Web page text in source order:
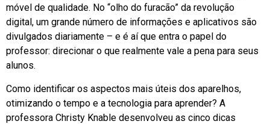
móvel de qualidade. No “olho do furacão” da revolução
digital, um grande número de informações e aplicativos são
divulgados diariamente – e é aí que entra o papel do
professor: direcionar o que realmente vale a pena para seus
alunos.
Como identificar os aspectos mais úteis dos aparelhos,
otimizando o tempo e a tecnologia para aprender? A
professora Christy Knable desenvolveu as cinco dicas